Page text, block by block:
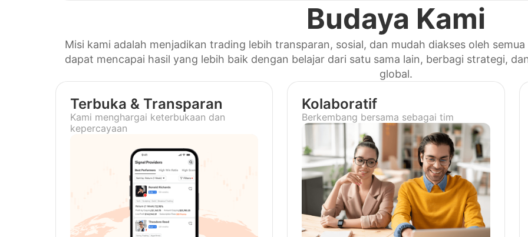
Budaya Kami
Misi kami adalah menjadikan trading lebih transparan, sosial, dan mudah diakses oleh
dapat mencapai hasil yang lebih baik dengan belajar dari satu sama lain, berbagi strategi,
global.
Terbuka & Transparan
Kami menghargai keterbukaan dan
kepercayaan
Kolaboratif
Berkembang bersama sebagai tim